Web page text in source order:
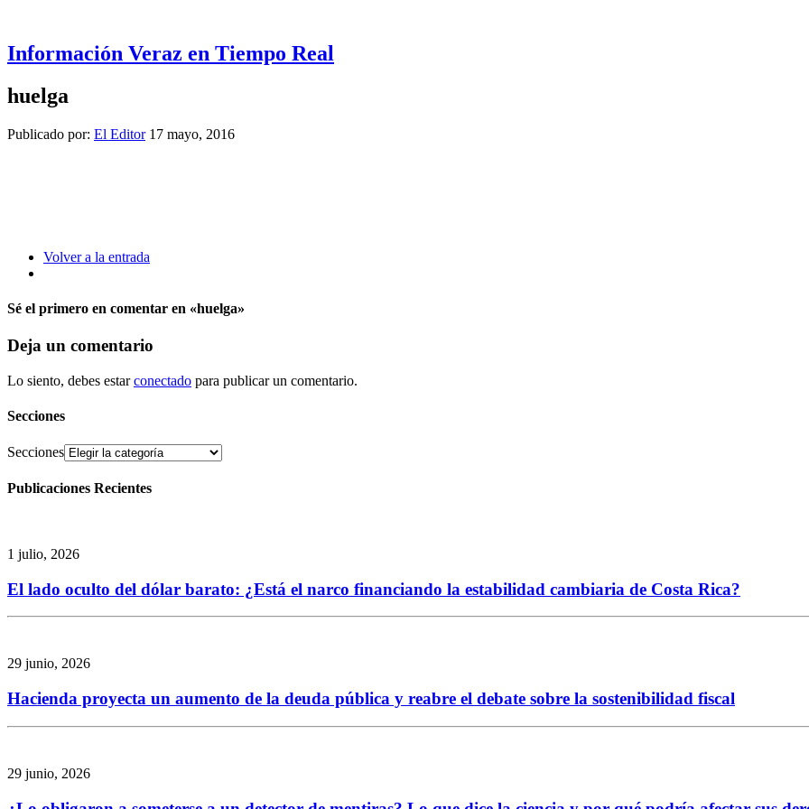
Información Veraz en Tiempo Real
huelga
Publicado por: El Editor 17 mayo, 2016
Volver a la entrada
Sé el primero en comentar en «huelga»
Deja un comentario
Lo siento, debes estarconectado para publicar un comentario.
Secciones
Secciones
Publicaciones Recientes
1 julio, 2026
El lado oculto del dólar barato: ¿Está el narco financiando la estabilidad cambiaria de Costa Rica?
29 junio, 2026
Hacienda proyecta un aumento de la deuda pública y reabre el debate sobre la sostenibilidad fiscal
29 junio, 2026